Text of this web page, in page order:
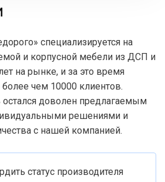
специализируется на
и корпусной мебели из ДСП и
на рынке, и за это время
более чем 10000 клиентов.
доволен предлагаемым
решениями и
с нашей компанией.
статус производителя